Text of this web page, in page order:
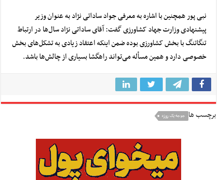
نبی پور همچنین با اشاره به معرفی جواد ساداتی نژاد به عنوان وزیر
پیشنهادی وزارت جهاد کشاورزی گفت: آقای ساداتی نژاد سال‌ها در ارتباط
تنگاتنگ با بخش کشاورزی بوده ضمن اینکه اعتقاد زیادی به تشکل‌های بخش
خصوصی دارد و همین مسأله می‌تواند راهگشا بسیاری از چالش‌ها باشد.
برچسب ها جوجه یک روزه